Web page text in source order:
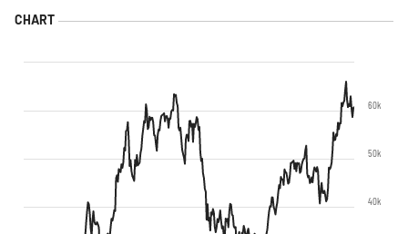
40k
50k
60k